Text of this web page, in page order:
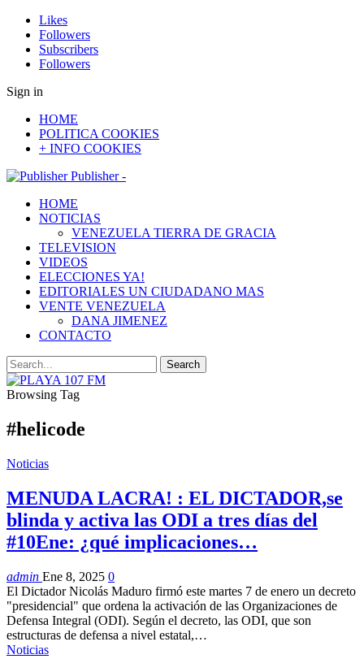
Likes
Followers
Subscribers
Followers
Sign in
HOME
POLITICA COOKIES
+ INFO COOKIES
Publisher -
HOME
NOTICIAS
VENEZUELA TIERRA DE GRACIA
TELEVISION
VIDEOS
ELECCIONES YA!
EDITORIALES UN CIUDADANO MAS
VENTE VENEZUELA
DANA JIMENEZ
CONTACTO
Browsing Tag
#helicode
Noticias
MENUDA LACRA! : EL DICTADOR,se
blinda y activa las ODI a tres días del
#10Ene: ¿qué implicaciones…
admin Ene 8, 2025 0
El Dictador Nicolás Maduro firmó este martes 7 de enero un decreto
"presidencial" que ordena la activación de las Organizaciones de
Defensa Integral (ODI). Según el decreto, las ODI, que son
estructuras de defensa a nivel estatal,…
Noticias